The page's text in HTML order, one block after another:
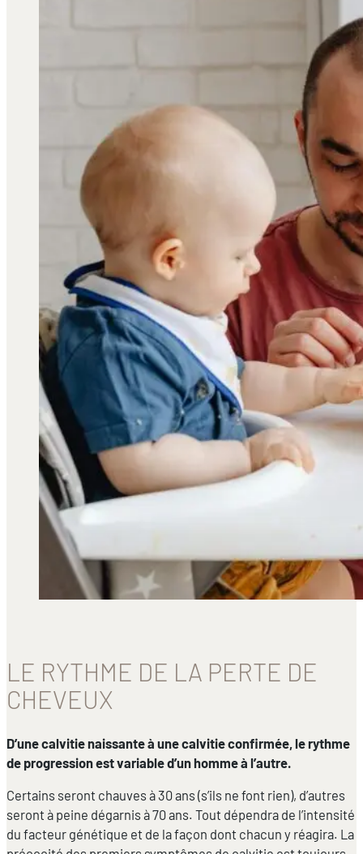
LE RYTHME DE LA PERTE DE
CHEVEUX
D’une calvitie naissante à une calvitie confirmée, le rythme
de progression est variable d’un homme à l’autre.
Certains seront chauves à 30 ans (s’ils ne font rien), d’autres
seront à peine dégarnis à 70 ans. Tout dépendra de l’intensité
du facteur génétique et de la façon dont chacun y réagira. La